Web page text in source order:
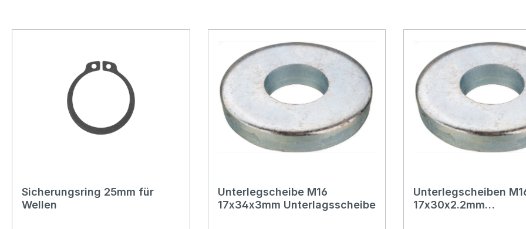
Sicherungsring 25mm für
Wellen
Unterlegscheibe M16
17x34x3mm Unterlagsscheibe
Unterlegscheiben
17x30x2.2mm